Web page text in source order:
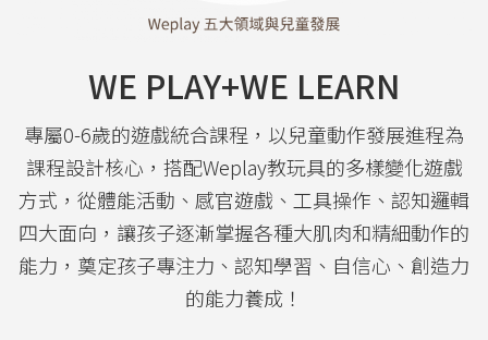
WE PLAY+WE LEARN
專屬0-6歲的遊戲統合課程，以兒童動作發展進程為
課程設計核心，搭配Weplay教玩具的多樣變化遊戲
方式，從體能活動、感官遊戲、工具操作、認知邏輯
四大面向，讓孩子逐漸掌握各種大肌肉和精細動作的
能力，奠定孩子專注力、認知學習、自信心、創造力
的能力養成！